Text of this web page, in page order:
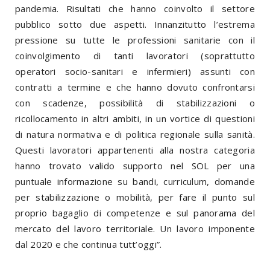
pandemia. Risultati che hanno coinvolto il settore
pubblico sotto due aspetti. Innanzitutto l’estrema
pressione su tutte le professioni sanitarie con il
coinvolgimento di tanti lavoratori (soprattutto
operatori socio-sanitari e infermieri) assunti con
contratti a termine e che hanno dovuto confrontarsi
con scadenze, possibilità di stabilizzazioni o
ricollocamento in altri ambiti, in un vortice di questioni
di natura normativa e di politica regionale sulla sanità.
Questi lavoratori appartenenti alla nostra categoria
hanno trovato valido supporto nel SOL per una
puntuale informazione su bandi, curriculum, domande
per stabilizzazione o mobilità, per fare il punto sul
proprio bagaglio di competenze e sul panorama del
mercato del lavoro territoriale. Un lavoro imponente
dal 2020 e che continua tutt’oggi”.